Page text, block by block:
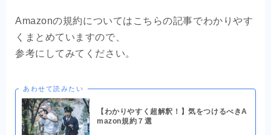
Amazonの規約についてはこちらの記事でわかりやす
くまとめていますので、
参考にしてみてください。
あわせて読みたい
【わかりやすく超解釈！】気をつけるべきA
mazon規約７選